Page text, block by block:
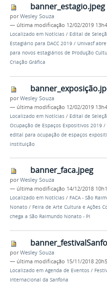
banner_estagio.jpeg
porWesley Souza
— última modificação 12/02/2019
Localizado em Notícias / Edital de
Estagiário para DACC 2019 / Univasf
para novos estagiários de Produção
Criação Gráfica
porWesley Souza
— última modificação 12/02/2019
Localizado em Notícias / Edital de
Ocupação de Espaços Expositivos 2019 /
edital para ocupação de espaços
instituição
banner_faca.jpeg
porWesley Souza
— última modificação 14/12/2018
Localizado em Notícias / FACA - São
Nonato / Feira de Arte Cultura e Ações
chega a São Raimundo Nonato - PI
porWesley Souza
— última modificação 15/11/2018
Localizado em Agenda de Eventos /
Internacional da Sanfona